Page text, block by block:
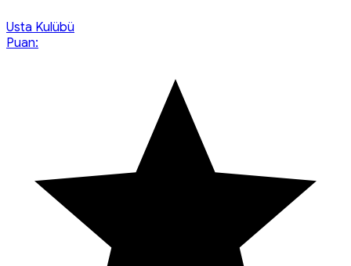
Usta Kulübü
Puan: